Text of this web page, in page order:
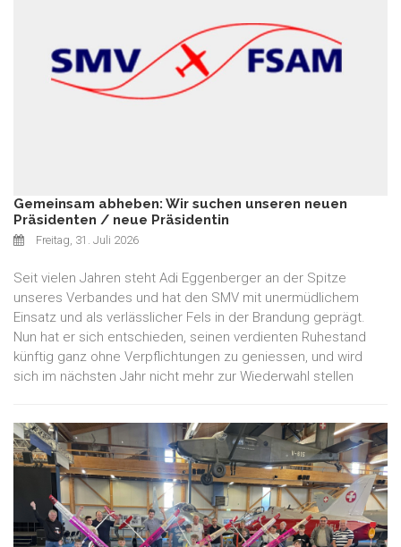
Gemeinsam abheben: Wir suchen unseren neuen
Präsidenten / neue Präsidentin
Freitag, 31. Juli 2026
Seit vielen Jahren steht Adi Eggenberger an der Spitze
unseres Verbandes und hat den SMV mit unermüdlichem
Einsatz und als verlässlicher Fels in der Brandung geprägt.
Nun hat er sich entschieden, seinen verdienten Ruhestand
künftig ganz ohne Verpflichtungen zu geniessen, und wird
sich im nächsten Jahr nicht mehr zur Wiederwahl stellen